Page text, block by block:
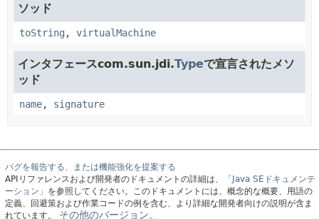
ソッド
toString , virtualMachine
インタフェースcom.sun.jdi.Typeで宣言されたメソ
ッド
name, signature
バグを報告する、または機能強化を提案する
APIリファレンスおよび開発者のドキュメントの詳細は、
「Java SEドキュメンテ
ーション」 を参照してください。このドキュメントには、概念的な概要、用語の
定義、回避策および作業コードの例を含む、より詳細な開発者向けの説明が含ま
れています。
その他のバージョン。